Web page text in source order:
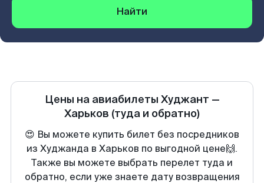
Найти
Цены на авиабилеты Худжант —
Харьков (туда и обратно)
😍 Вы можете купить билет без посредников
из Худжанда в Харьков по выгодной цене🙌.
Также вы можете выбрать перелет туда и
обратно, если уже знаете дату возвращения